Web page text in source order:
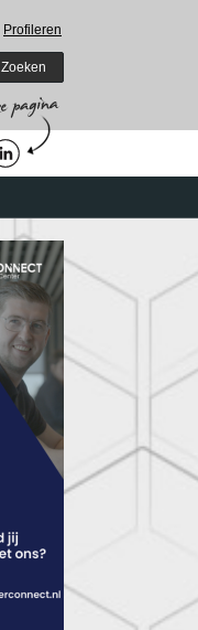
Profileren
Zoeken